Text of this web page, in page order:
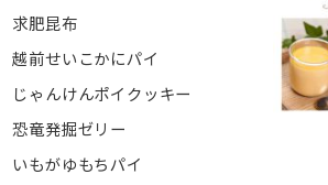
求肥昆布
越前せいこかにパイ
じゃんけんポイクッキー
恐竜発掘ゼリー
いもがゆもちパイ